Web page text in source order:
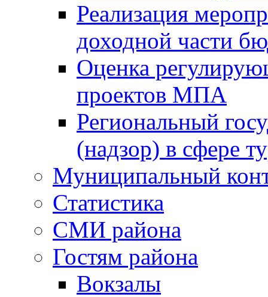
Реализация
доходной части
Оценка
проектов МПА
Региональный
(надзор) в сфере
Муниципальный
Статистика
СМИ района
Гостям района
Вокзалы